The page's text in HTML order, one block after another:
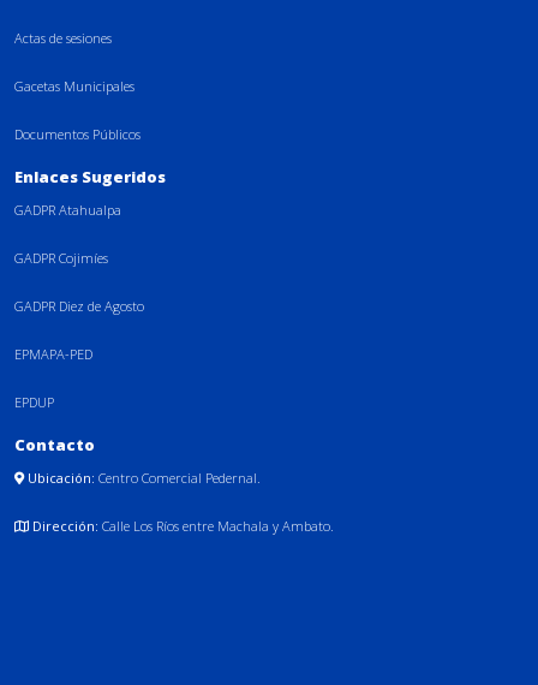
Actas de sesiones
Gacetas Municipales
Documentos Públicos
Enlaces Sugeridos
GADPR Atahualpa
GADPR Cojimíes
GADPR Diez de Agosto
EPMAPA-PED
EPDUP
Contacto
Ubicación: Centro Comercial Pedernal.
Dirección: Calle Los Ríos entre Machala y Ambato.